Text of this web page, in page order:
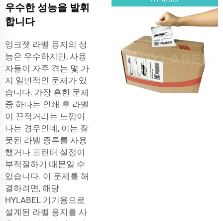
우수한 성능을 발휘
합니다
잉크젯 라벨 용지의 성
능은 우수하지만, 사용
자들이 자주 겪는 몇 가
지 일반적인 문제가 있
습니다. 가장 흔한 문제
중 하나는 인쇄 후 라벨
이 끈적거리는 느낌이
나는 경우인데, 이는 잘
못된 라벨 종류를 사용
했거나 프린터 설정이
부적절하기 때문일 수
있습니다. 이 문제를 해
결하려면, 해당
HYLABEL 기기용으로
설계된 라벨 용지를 사